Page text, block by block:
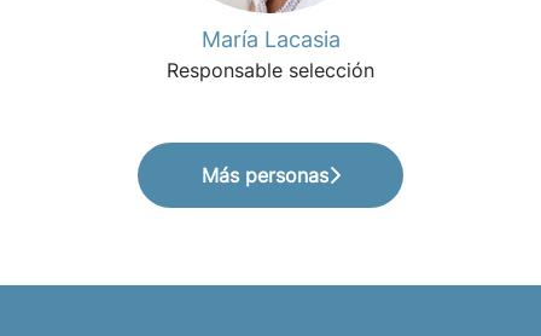
María Lacasia
Responsable selección
Más personas